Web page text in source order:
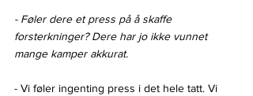
- Føler dere et press på å skaffe
forsterkninger? Dere har jo ikke vunnet
mange kamper akkurat.
- Vi føler ingenting press i det hele tatt. Vi